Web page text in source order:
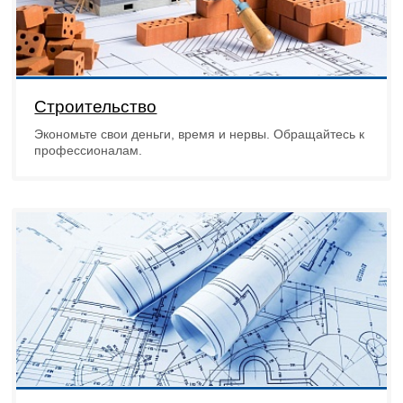
Строительство
Экономьте свои деньги, время и нервы. Обращайтесь к
профессионалам.